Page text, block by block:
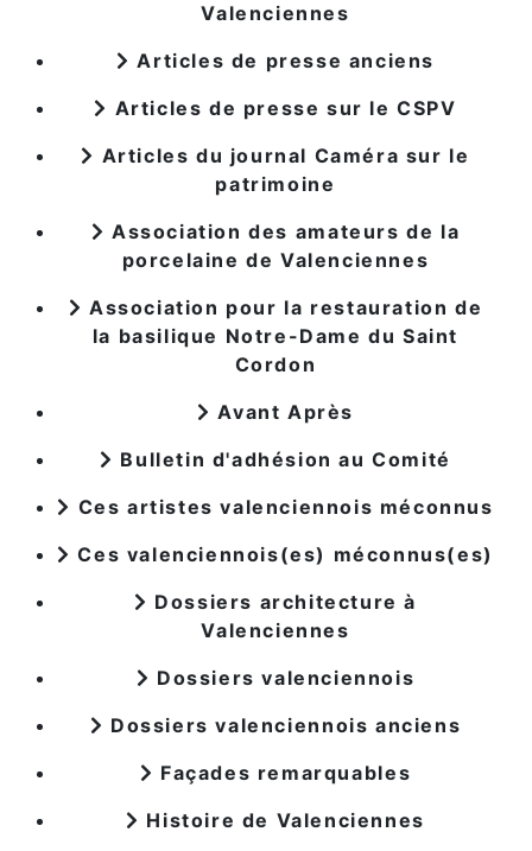
Valenciennes
Articles de presse anciens
Articles de presse sur le CSPV
Articles du journal Caméra sur le
patrimoine
Association des amateurs de la
porcelaine de Valenciennes
Association pour la restauration de
la basilique Notre-Dame du Saint
Cordon
Avant Après
Bulletin d'adhésion au Comité
Ces artistes valenciennois méconnus
Ces valenciennois(es) méconnus(es)
Dossiers architecture à
Valenciennes
Dossiers valenciennois
Dossiers valenciennois anciens
Façades remarquables
Histoire de Valenciennes